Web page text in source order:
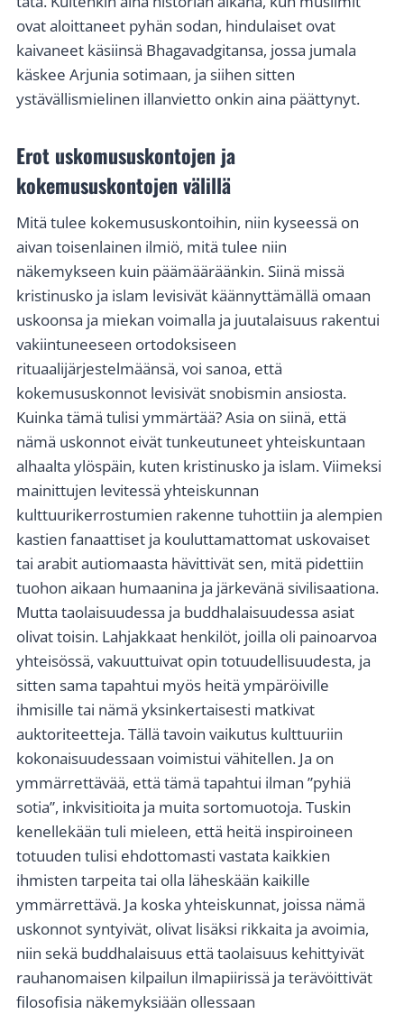
ovat aloittaneet pyhän sodan, hindulaiset ovat
kaivaneet käsiinsä Bhagavadgitansa, jossa jumala
käskee Arjunia sotimaan, ja siihen sitten
ystävällismielinen illanvietto onkin aina päättynyt.
Erot uskomususkontojen ja
kokemususkontojen välillä
Mitä tulee kokemususkontoihin, niin kyseessä on
aivan toisenlainen ilmiö, mitä tulee niin
näkemykseen kuin päämääräänkin. Siinä missä
kristinusko ja islam levisivät käännyttämällä omaan
uskoonsa ja miekan voimalla ja juutalaisuus rakentui
vakiintuneeseen ortodoksiseen
rituaalijärjestelmäänsä, voi sanoa, että
kokemususkonnot levisivät snobismin ansiosta.
Kuinka tämä tulisi ymmärtää? Asia on siinä, että
nämä uskonnot eivät tunkeutuneet yhteiskuntaan
alhaalta ylöspäin, kuten kristinusko ja islam. Viimeksi
mainittujen levitessä yhteiskunnan
kulttuurikerrostumien rakenne tuhottiin ja alempien
kastien fanaattiset ja kouluttamattomat uskovaiset
tai arabit autiomaasta hävittivät sen, mitä pidettiin
tuohon aikaan humaanina ja järkevänä sivilisaationa.
Mutta taolaisuudessa ja buddhalaisuudessa asiat
olivat toisin. Lahjakkaat henkilöt, joilla oli painoarvoa
yhteisössä, vakuuttuivat opin totuudellisuudesta, ja
sitten sama tapahtui myös heitä ympäröiville
ihmisille tai nämä yksinkertaisesti matkivat
auktoriteetteja. Tällä tavoin vaikutus kulttuuriin
kokonaisuudessaan voimistui vähitellen. Ja on
ymmärrettävää, että tämä tapahtui ilman ”pyhiä
sotia”, inkvisitioita ja muita sortomuotoja. Tuskin
kenellekään tuli mieleen, että heitä inspiroineen
totuuden tulisi ehdottomasti vastata kaikkien
ihmisten tarpeita tai olla läheskään kaikille
ymmärrettävä. Ja koska yhteiskunnat, joissa nämä
uskonnot syntyivät, olivat lisäksi rikkaita ja avoimia,
niin sekä buddhalaisuus että taolaisuus kehittyivät
rauhanomaisen kilpailun ilmapiirissä ja terävöittivät
filosofisia näkemyksiään ollessaan